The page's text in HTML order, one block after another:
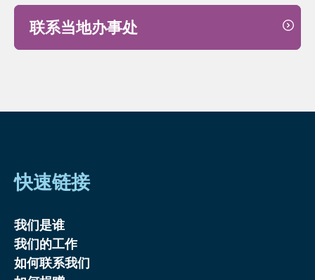
联系当地办事处
快速链接
我们是谁
我们的工作
如何联系我们